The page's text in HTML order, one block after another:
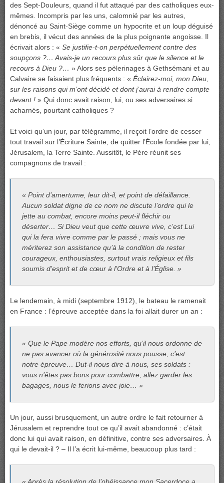
des Sept-Douleurs, quand il fut attaqué par des catholiques eux-
mêmes. Incompris par les uns, calomnié par les autres,
dénoncé au Saint-Siège comme un hypocrite et un loup déguisé
en brebis, il vécut des années de la plus poignante angoisse. Il
écrivait alors : « Se justifie-t-on perpétuellement contre des
soupçons ?… Avais-je un recours plus sûr que le silence et le
recours à Dieu ?… » Alors ses pèlerinages à Gethsémani et au
Calvaire se faisaient plus fréquents : « Éclairez-moi, mon Dieu,
sur les raisons qui m’ont décidé et dont j’aurai à rendre compte
devant ! » Qui donc avait raison, lui, ou ses adversaires si
acharnés, pourtant catholiques ?
Et voici qu’un jour, par télégramme, il reçoit l’ordre de cesser
tout travail sur l’Écriture Sainte, de quitter l’École fondée par lui,
Jérusalem, la Terre Sainte. Aussitôt, le Père réunit ses
compagnons de travail :
« Point d’amertume, leur dit-il, et point de défaillance.
Aucun soldat digne de ce nom ne discute l’ordre qui le
jette au combat, encore moins peut-il fléchir ou
déserter… Si Dieu veut que cette œuvre vive, c’est Lui
qui la fera vivre comme par le passé ; mais vous ne
mériterez son assistance qu’à la condition de rester
courageux, enthousiastes, surtout vrais religieux et fils
soumis d’esprit et de cœur à l’Ordre et à l’Église. »
Le lendemain, à midi (septembre 1912), le bateau le ramenait
en France : l’épreuve acceptée dans la foi allait durer un an :
« Que le Pape modère nos efforts, qu’il nous ordonne de
ne pas avancer où la générosité nous pousse, c’est
notre épreuve… Dut-il nous dire à nous, ses soldats :
vous n’êtes pas bons pour combattre, allez garder les
bagages, nous le ferions avec joie… »
Un jour, aussi brusquement, un autre ordre le fait retourner à
Jérusalem et reprendre tout ce qu’il avait abandonné : c’était
donc lui qui avait raison, en définitive, contre ses adversaires. À
qui le devait-il ? – Il l’a écrit lui-même, beaucoup plus tard :
« Après la résolution de l’obéissance mon Sacerdoce a